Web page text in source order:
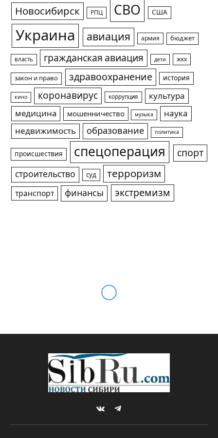
Новосибирск РПЦ СВО США
Украина авиация армия бюджет
власть гражданская авиация дети жкх
закон и право здравоохранение история
кино коронавирус коррупция
культура
медицина
мошенничество музыка
наука
недвижимость
образование политика
происшествия спецоперация спорт
строительство суд терроризм
транспорт финансы экстремизм
отрекся весь род
Михаил МЕЛЬНИКОВ 05.04.2024 Updated: 05.04.2024
Комментариев нет